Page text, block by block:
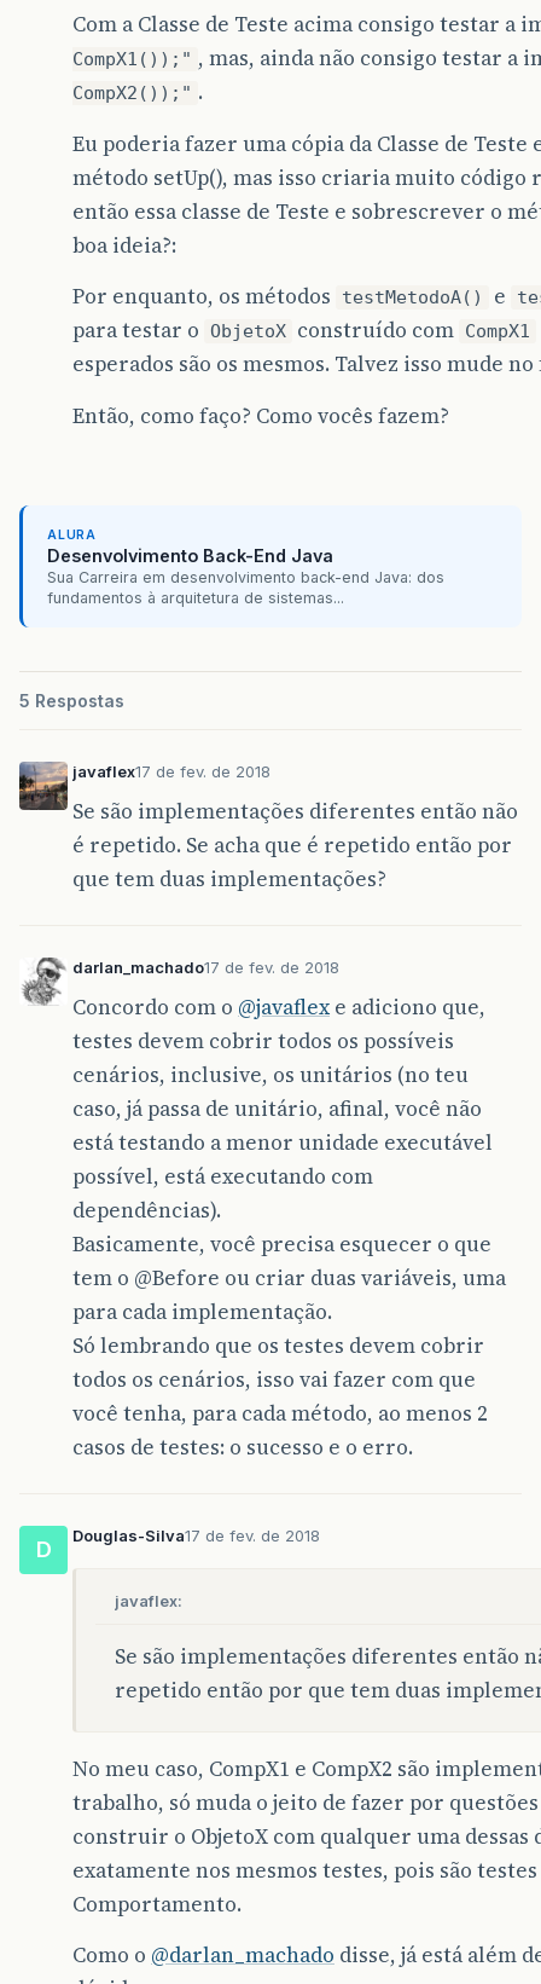
Com a Classe de Teste acima consigo testar a
CompX1());" , mas, ainda não consigo testar a
CompX2());" .
Eu poderia fazer uma cópia da Classe de
método setUp(), mas isso criaria muito código
então essa classe de Teste e sobrescrever o
boa ideia?:
Por enquanto, os métodos
testMetodoA() e
para testar o ObjetoX construído com CompX1
esperados são os mesmos. Talvez isso mude
Então, como faço? Como vocês fazem?
ALURA
Desenvolvimento Back-End Java
Sua Carreira em desenvolvimento back-end Java: dos
fundamentos à arquitetura de sistemas...
5 Respostas
javaflex17 de fev. de 2018
Se são implementações diferentes então não
é repetido. Se acha que é repetido então por
que tem duas implementações?
darlan_machado17 de fev. de 2018
Concordo com o @javaflex e adiciono que,
testes devem cobrir todos os possíveis
cenários, inclusive, os unitários (no teu
caso, já passa de unitário, afinal, você não
está testando a menor unidade executável
possível, está executando com
dependências).
Basicamente, você precisa esquecer o que
tem o @Before ou criar duas variáveis, uma
para cada implementação.
Só lembrando que os testes devem cobrir
todos os cenários, isso vai fazer com que
você tenha, para cada método, ao menos 2
casos de testes: o sucesso e o erro.
D
Douglas-Silva17 de fev. de 2018
javaflex:
Se são implementações diferentes então
repetido então por que tem duas
No meu caso, CompX1 e CompX2 são
trabalho, só muda o jeito de fazer por
construir o ObjetoX com qualquer uma dessas
exatamente nos mesmos testes, pois são
Comportamento.
Como o @darlan_machado disse, já está além